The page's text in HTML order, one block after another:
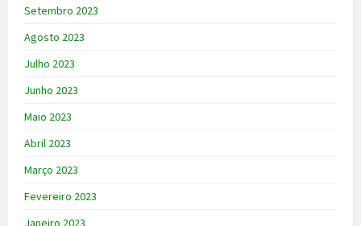
Setembro 2023
Agosto 2023
Julho 2023
Junho 2023
Maio 2023
Abril 2023
Março 2023
Fevereiro 2023
Janeiro 2023